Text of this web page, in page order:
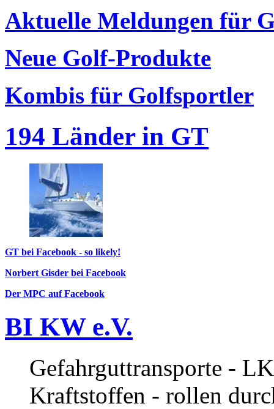
Aktuelle Meldungen für
Neue Golf-Produkte
Kombis für Golfsportler
194 Länder in GT
GT bei Facebook - so likely!
Norbert Gisder bei Facebook
Der MPC auf Facebook
BI KW e.V.
Gefahrguttransporte -
Kraftstoffen - rollen